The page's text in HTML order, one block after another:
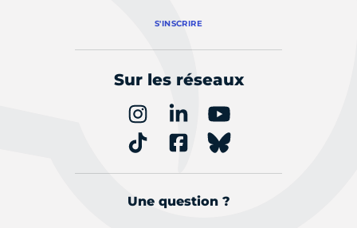
S'INSCRIRE
Sur les réseaux
Une question ?